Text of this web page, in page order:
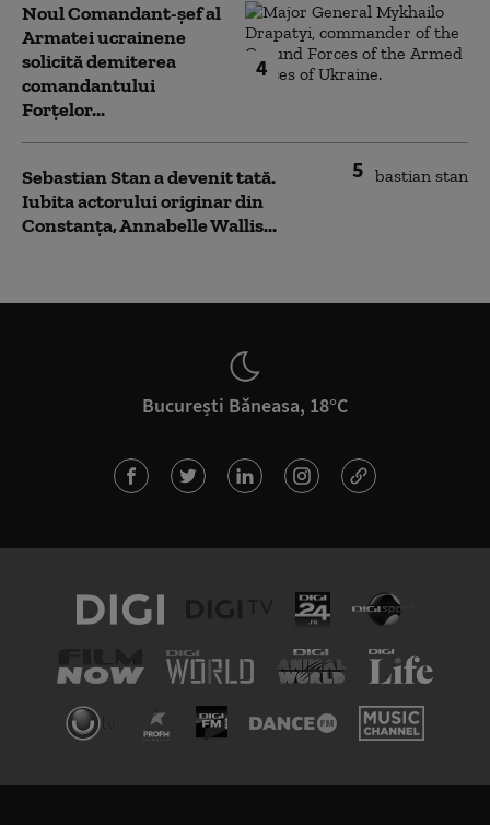
4
Noul Comandant-șef al
Armatei ucrainene
solicită demiterea
comandantului
Forțelor...
5
Sebastian Stan a devenit tată.
Iubita actorului originar din
Constanța, Annabelle Wallis...
București Băneasa, 18°C